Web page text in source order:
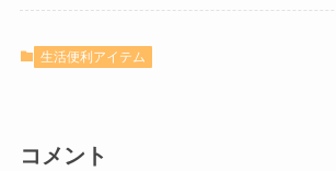
生活便利アイテム
コメント